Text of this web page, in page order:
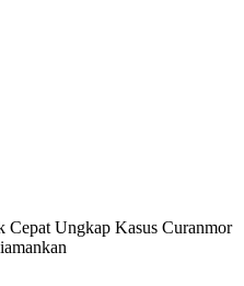
Cepat Ungkap Kasus Curanmor